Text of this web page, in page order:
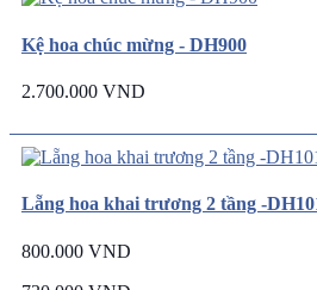
Kệ hoa chúc mừng - DH900
2.700.000 VND
Lẵng hoa khai trương 2 tầng -
800.000 VND